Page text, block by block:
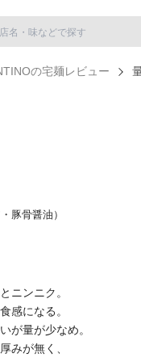
の宅麺レビュー
豚骨醤油）
ニンニク。
感になる。
が量が少なめ。
みが無く、